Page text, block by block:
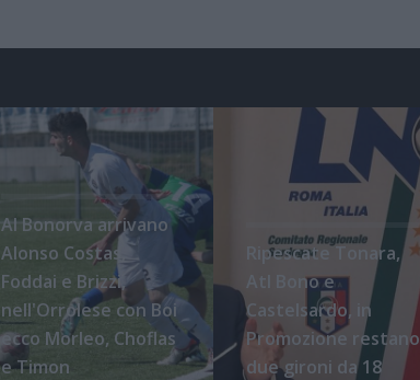
Al Bonorva arrivano
Alonso Costas,
Foddai e Brizzi,
nell'Orrolese con Boi
ecco Morleo, Choflas
e Timon
Ripescate Tonara,
Atl Bono e
Castelsardo, in
Promozione restano
due gironi da 18